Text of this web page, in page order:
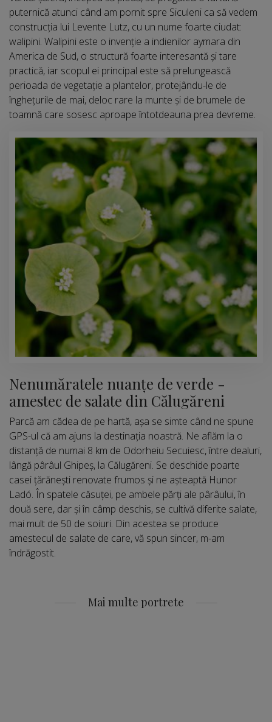
puternică atunci când am pornit spre Siculeni ca să vedem
construcția lui Levente Lutz, cu un nume foarte ciudat:
walipini. Walipini este o invenție a indienilor aymara din
America de Sud, o structură foarte interesantă și tare
practică, iar scopul ei principal este să prelungească
perioada de vegetație a plantelor, protejându-le de
înghețurile de mai, deloc rare la munte și de brumele de
toamnă care sosesc aproape întotdeauna prea devreme.
Nenumăratele nuanțe de verde -
amestec de salate din Călugăreni
Parcă am cădea de pe hartă, așa se simte când ne spune
GPS-ul că am ajuns la destinația noastră. Ne aflăm la o
distanță de numai 8 km de Odorheiu Secuiesc, între dealuri,
lângă pârâul Ghipeș, la Călugăreni. Se deschide poarte
casei țărănești renovate frumos și ne așteaptă Hunor
Ladó. În spatele căsuței, pe ambele părți ale pârâului, în
două sere, dar și în câmp deschis, se cultivă diferite salate,
mai mult de 50 de soiuri. Din acestea se produce
amestecul de salate de care, vă spun sincer, m-am
îndrăgostit.
Mai multe portrete